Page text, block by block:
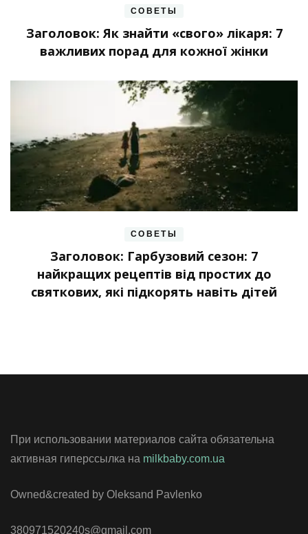
СОВЕТЫ
Заголовок: Як знайти «свого» лікаря: 7
важливих порад для кожної жінки
СОВЕТЫ
Заголовок: Гарбузовий сезон: 7
найкращих рецептів від простих до
святкових, які підкорять навіть дітей
При использовании материалов сайта обязательна
активная гиперссылка на milkbaby.com.ua
Owned&created by Oleksand Pavlenko
380971520240s@gmail.com